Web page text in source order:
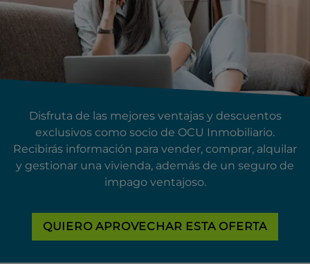
Disfruta de las mejores ventajas y descuentos
exclusivos como socio de OCU Inmobiliario.
Recibirás información para vender, comprar, alquilar
y gestionar una vivienda, además de un seguro de
impago ventajoso.
QUIERO APROVECHAR ESTA OFERTA